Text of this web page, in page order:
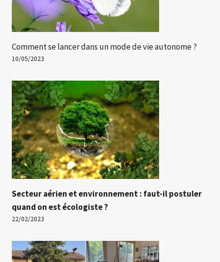
Comment se lancer dans un mode de vie autonome ?
10/05/2023
Secteur aérien et environnement : faut-il postuler
quand on est écologiste ?
22/02/2023